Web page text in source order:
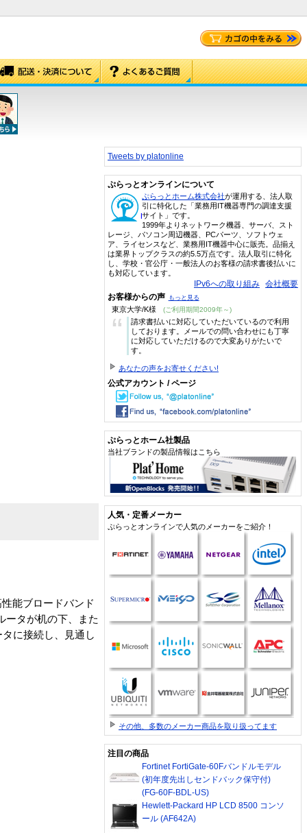
能ブロードバンド
ータが机の下、また
に接続し、見通し
Tweets by platonline
ぷらっとオンラインについて
ぷらっとホーム株式会社が運用する、法人取
引に特化した「業務用IT機器専門の調達支援
サイト」です。
1999年よりネットワーク機器、サーバ、スト
レージ、パソコン周辺機器、PCパーツ、ソフトウェ
ア、ライセンスなど、業務用IT機器中心に販売。品揃え
は業界トップクラスの約5.5万点です。法人取引に特化
し、学校・官公庁・一般法人のお客様の請求書後払いに
も対応しています。
IPv6への取り組み 会社概要
お客様からの声 もっと見る
東京大学/K様 (ご利用期間2009年～)
“
請求書払いに対応していただいているので利用
しております。メールでの問い合わせにも丁寧
に対応していただけるので大変ありがたいで
す。
あなたの声をお寄せください!
公式アカウント / ページ
ぷらっとホーム社製品
当社ブランドの製品情報はこちら
人気・定番メーカー
ぷらっとオンラインで人気のメーカーをご紹介！
その他、多数のメーカー商品を取り扱ってます
注目の商品
Fortinet FortiGate-60Fバンドルモデル
(初年度先出しセンドバック保守付)
(FG-60F-BDL-US)
Hewlett-Packard HP LCD 8500 コンソ
ール (AF642A)